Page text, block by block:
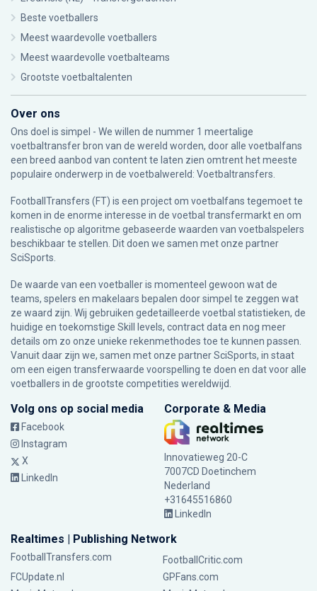
Beste voetballers
Meest waardevolle voetballers
Meest waardevolle voetbalteams
Grootste voetbaltalenten
Over ons
Ons doel is simpel - We willen de nummer 1 meertalige
voetbaltransfer bron van de wereld worden, door alle voetbalfans
een breed aanbod van content te laten zien omtrent het meeste
populaire onderwerp in de voetbalwereld: Voetbaltransfers.
FootballTransfers (FT) is een project om voetbalfans tegemoet te
komen in de enorme interesse in de voetbal transfermarkt en om
realistische op algoritme gebaseerde waarden van voetbalspelers
beschikbaar te stellen. Dit doen we samen met onze partner
SciSports
De waarde van een voetballer is momenteel gewoon wat de
teams, spelers en makelaars bepalen door simpel te zeggen wat
ze waard zijn. Wij gebruiken gedetailleerde voetbal statistieken, de
huidige en toekomstige Skill levels, contract data en nog meer
details om zo onze unieke rekenmethodes toe te kunnen passen.
Vanuit daar zijn we, samen met onze partner SciSports, in staat
om een eigen transferwaarde voorspelling te doen en dat voor alle
voetballers in de grootste competities wereldwijd.
Volg ons op social media
Facebook
Instagram
X
LinkedIn
Corporate & Media
Innovatieweg 20-C
7007CD Doetinchem
Nederland
+31645516860
LinkedIn
Realtimes | Publishing Network
FootballTransfers.com
FootballCritic.com
FCUpdate.nl
GPFans.com